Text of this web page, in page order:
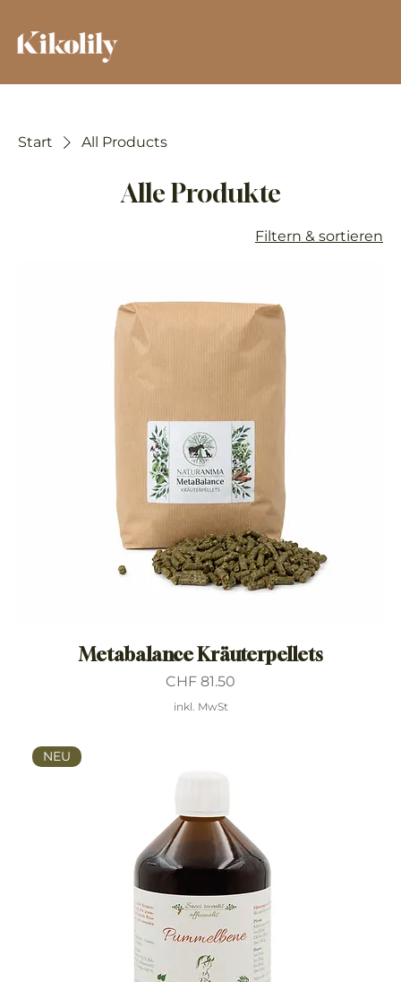
Start All Products
Alle Produkte
Filtern & sortieren
Metabalance Kräuterpellets
Preis
CHF 81.50
inkl. MwSt
NEU